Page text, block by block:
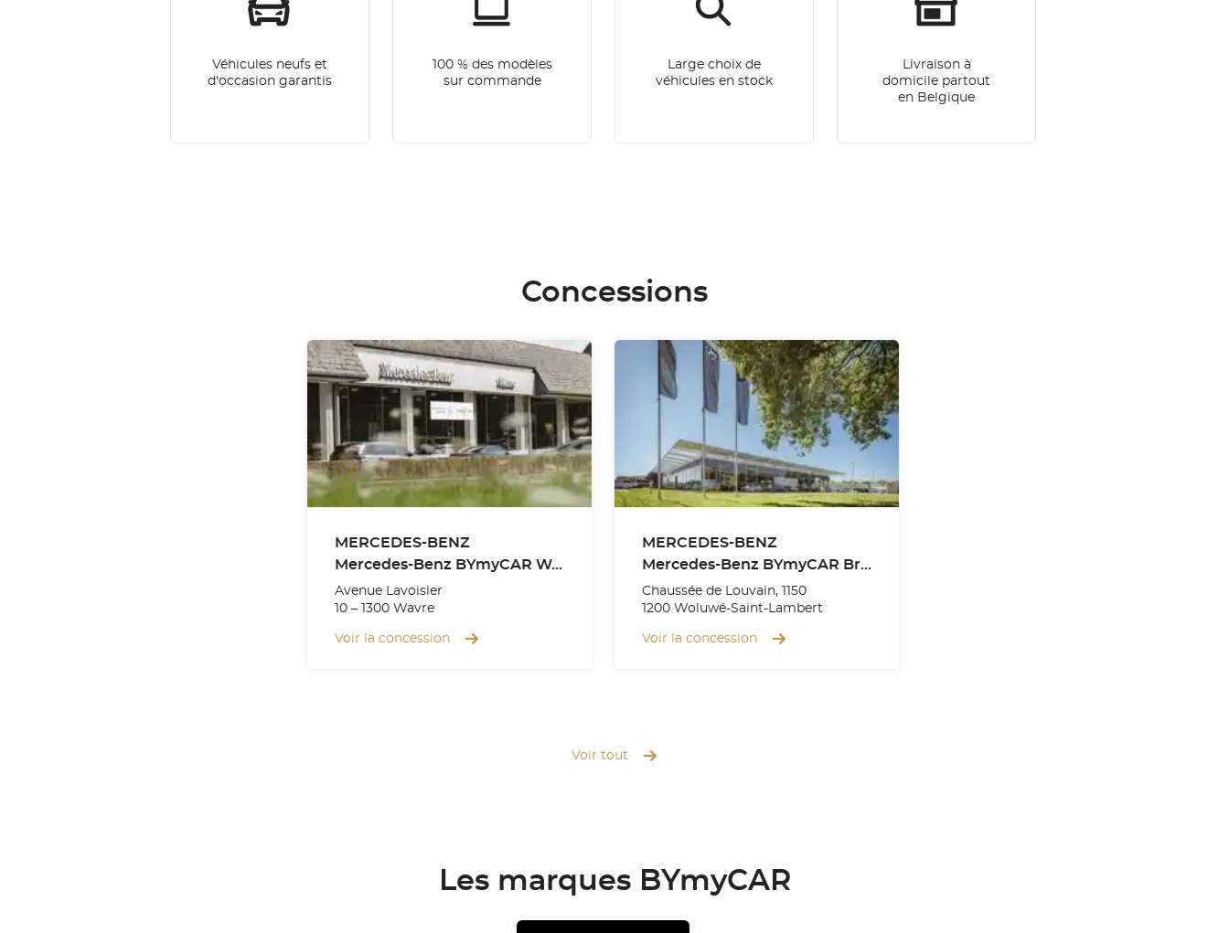
Véhicules neufs et
d'occasion garantis
100 % des modèles
sur commande
Large choix de
véhicules en stock
Livraison à
domicile partout
en Belgique
Concessions
MERCEDES-BENZ
Mercedes-Benz BYmyCAR Wavre
Avenue Lavoisier
10 – 1300 Wavre
Voir la concession
MERCEDES-BENZ
Mercedes-Benz BYmyCAR Brussels
Chaussée de Louvain, 1150
1200 Woluwé-Saint-Lambert
Voir la concession
Voir tout
Les marques BYmyCAR